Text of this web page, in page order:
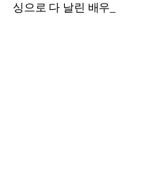
싱으로 다 날린 배우_